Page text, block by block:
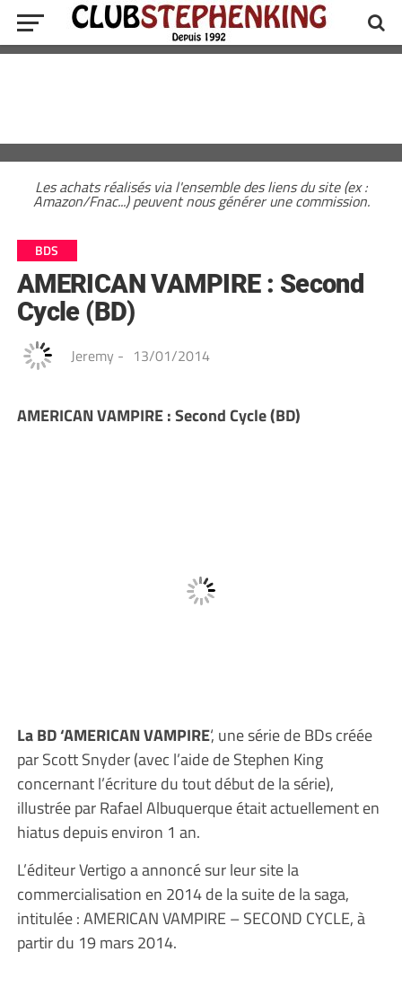
Les achats réalisés via l'ensemble des liens du site (ex :
Amazon/Fnac...) peuvent nous générer une commission.
BDS
AMERICAN VAMPIRE : Second
Cycle (BD)
Jeremy - 13/01/2014
AMERICAN VAMPIRE : Second Cycle (BD)
La BD ‘AMERICAN VAMPIRE‘, une série de BDs créée
par Scott Snyder (avec l’aide de Stephen King
concernant l’écriture du tout début de la série),
illustrée par Rafael Albuquerque était actuellement en
hiatus depuis environ 1 an.
L’éditeur Vertigo a annoncé sur leur site la
commercialisation en 2014 de la suite de la saga,
intitulée : AMERICAN VAMPIRE – SECOND CYCLE, à
partir du 19 mars 2014.